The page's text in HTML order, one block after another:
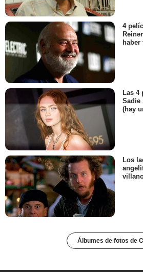
4
haber
Las 4
Sadie
(hay
Los
Álbumes de fotos de